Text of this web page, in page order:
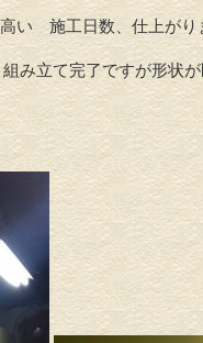
工日数、仕上がりま
み立て完了ですが形状